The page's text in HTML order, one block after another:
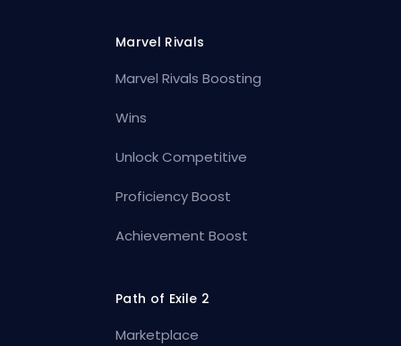
Marvel Rivals
Marvel Rivals Boosting
Wins
Unlock Competitive
Proficiency Boost
Achievement Boost
Path of Exile 2
Marketplace